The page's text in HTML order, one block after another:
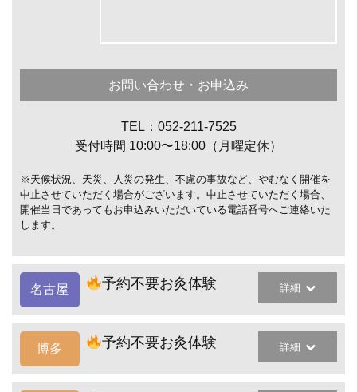
お問い合わせ・お申込み
TEL：052-211-7525
受付時間 10:00〜18:00（月曜定休）
※天候状況、天災、人災の発生、不慮の事故など、やむなく開催を
中止させていただく場合がございます。中止させていただく場合、
開催当日であってもお申込みいただいている電話番号へご連絡いた
します。
名古屋 予約不要お灸体験 詳細
博多 予約不要お灸体験 詳細